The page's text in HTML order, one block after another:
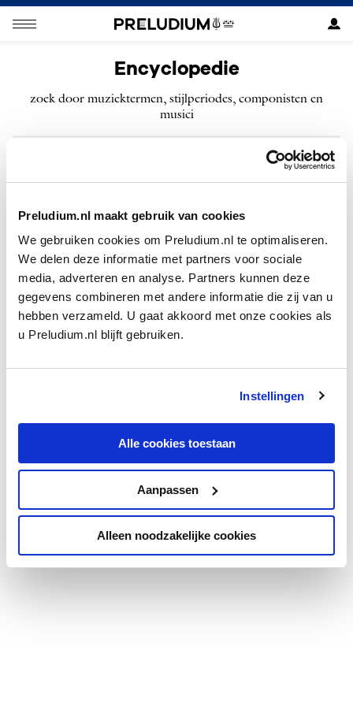
Preludium.nl maakt gebruik van cookies
We gebruiken cookies om Preludium.nl te optimaliseren.
We delen deze informatie met partners voor sociale
media, adverteren en analyse. Partners kunnen deze
gegevens combineren met andere informatie die zij van u
hebben verzameld. U gaat akkoord met onze cookies als
u Preludium.nl blijft gebruiken.
Instellingen
Alle cookies toestaan
Aanpassen
Alleen noodzakelijke cookies
Encyclopedie
zoek door muziektermen, stijlperiodes, componisten en
musici
ZOEKEN
H
Holl, Robert
Houten, Carice van